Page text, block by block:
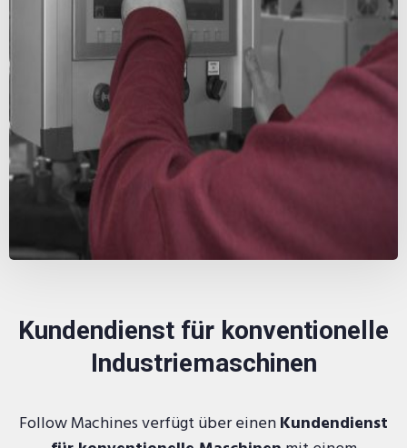
Kundendienst für konventionelle
Industriemaschinen
Follow Machines verfügt über einenKundendienst